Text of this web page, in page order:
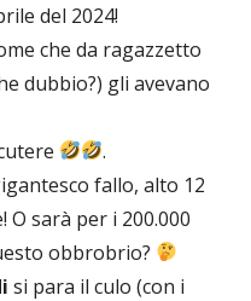
del 2024!
che da ragazzetto
dubbio?) gli avevano
.
fallo, alto 12
sarà per i 200.000
obbrobrio?
si para il culo (con i